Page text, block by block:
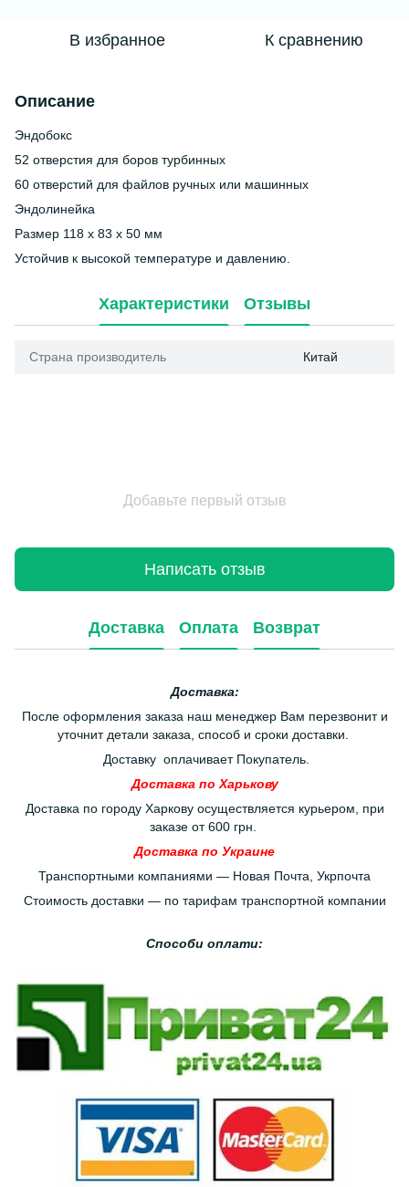
В избранное К сравнению
Описание
Эндобокс
52 отверстия для боров турбинных
60 отверстий для файлов ручных или машинных
Эндолинейка
Размер 118 х 83 х 50 мм
Устойчив к высокой температуре и давлению.
Характеристики Отзывы
Страна производитель Китай
Добавьте первый отзыв
Написать отзыв
Доставка Оплата Возврат
Доставка:
После оформления заказа наш менеджер Вам перезвонит и
уточнит детали заказа, способ и сроки доставки.
Доставку оплачивает Покупатель.
Доставка по Харькову
Доставка по городу Харкову осуществляется курьером, при
заказе от 600 грн.
Доставка по Украине
Транспортными компаниями — Новая Почта, Укрпочта
Стоимость доставки — по тарифам транспортной компании
Способи оплати: